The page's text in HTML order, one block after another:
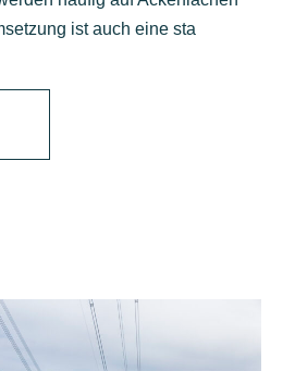
ist auch eine sta